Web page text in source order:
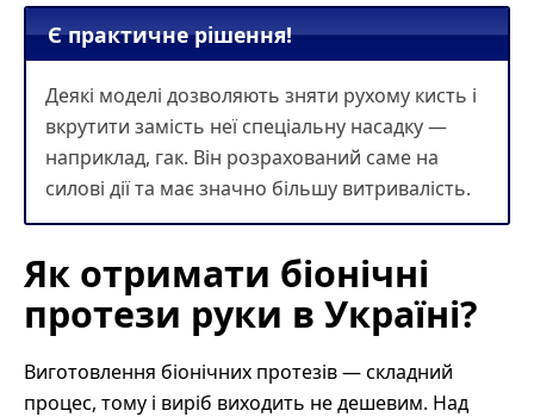
Є практичне рішення!
Деякі моделі дозволяють зняти рухому кисть і
вкрутити замість неї спеціальну насадку —
наприклад, гак. Він розрахований саме на
силові дії та має значно більшу витривалість.
Як отримати біонічні
протези руки в Україні?
Виготовлення біонічних протезів — складний
процес, тому і виріб виходить не дешевим. Над